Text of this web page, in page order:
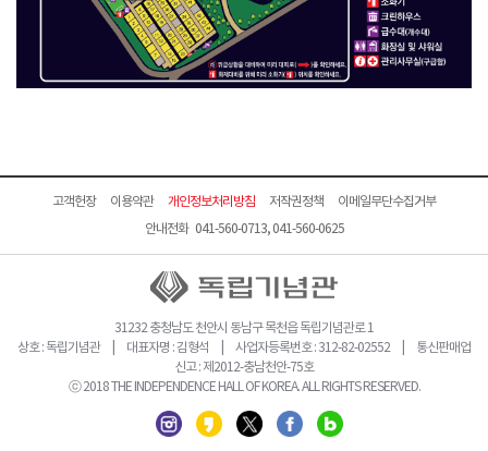
고객헌장 이용약관 개인정보처리방침 저작권정책
이메일무단수집거부
안내전화 041-560-0713, 041-560-0625
31232 충청남도 천안시 동남구 목천읍 독립기념관로 1
상호 : 독립기념관 | 대표자명 : 김형석 | 사업자등록번호 : 312-82-02552 | 통신판매업
신고 : 제2012-충남천안-75호
ⓒ 2018 THE INDEPENDENCE HALL OF KOREA. ALL RIGHTS RESERVED.